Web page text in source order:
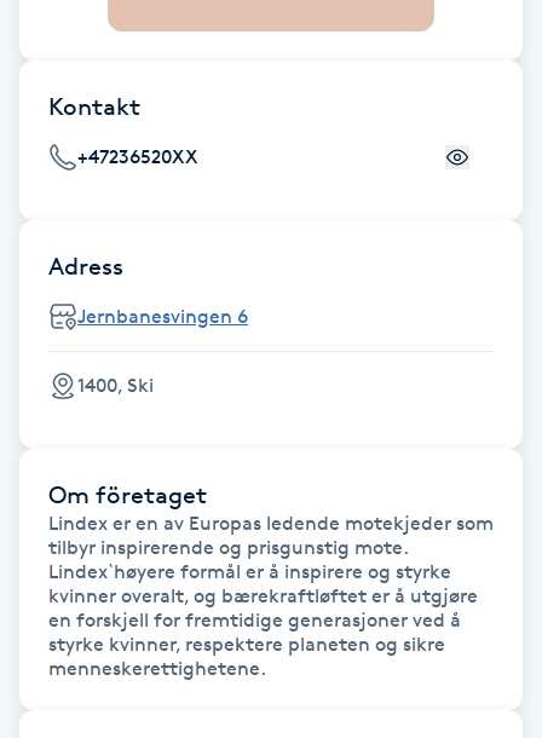
Damklippning
Diamantslipning
Enzympeeling
Extensions borttagning
Eyeliner-tatuering
Face framing
Kontakt
+47236520XX
Adress
Jernbanesvingen 6
1400, Ski
Om företaget
Lindex er en av Europas ledende motekjeder som
tilbyr inspirerende og prisgunstig mote.
Lindex`høyere formål er å inspirere og styrke
kvinner overalt, og bærekraftløftet er å utgjøre
en forskjell for fremtidige generasjoner ved å
styrke kvinner, respektere planeten og sikre
menneskerettighetene.